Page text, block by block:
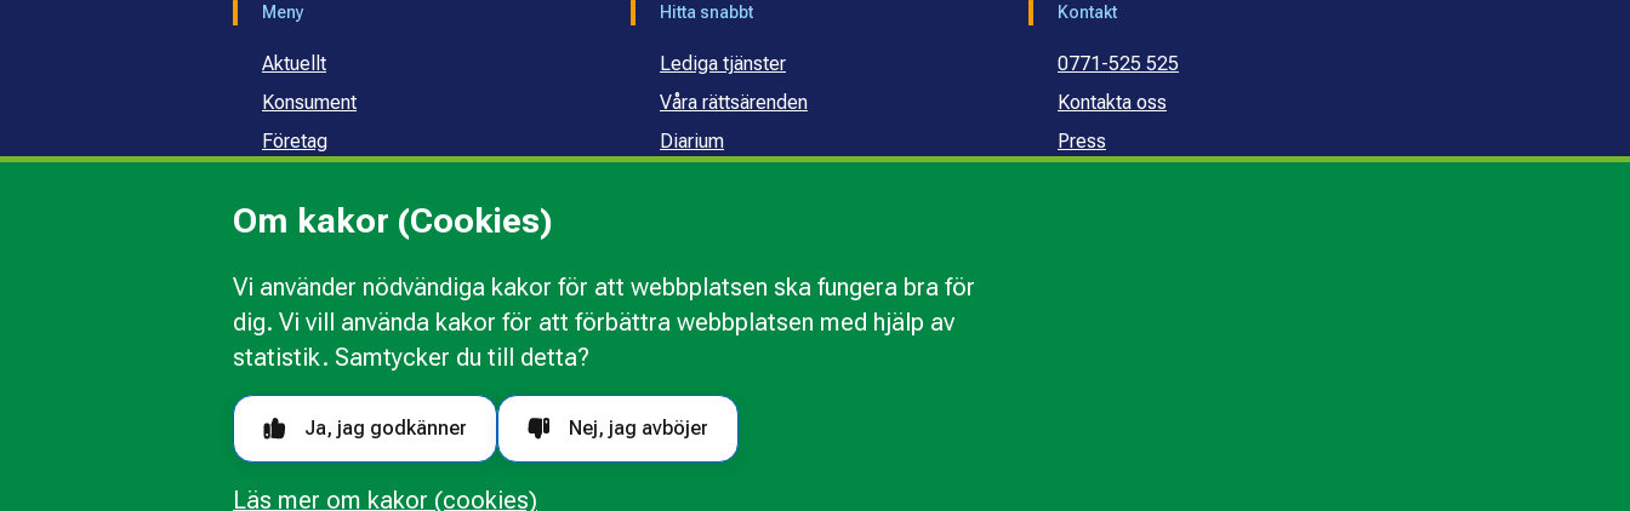
Om kakor (Cookies)
Vi använder nödvändiga kakor för att webbplatsen ska fungera bra för
dig. Vi vill använda kakor för att förbättra webbplatsen med hjälp av
statistik. Samtycker du till detta?
Ja, jag godkänner Nej, jag avböjer
Läs mer om kakor (cookies)
Meny
Aktuellt
Konsument
Företag
Om oss
Hitta snabbt
Lediga tjänster
Våra rättsärenden
Diarium
Kontakt
0771-525 525
Kontakta oss
Press
Kakor Behandling av personuppgifter
Följ oss i sociala medier